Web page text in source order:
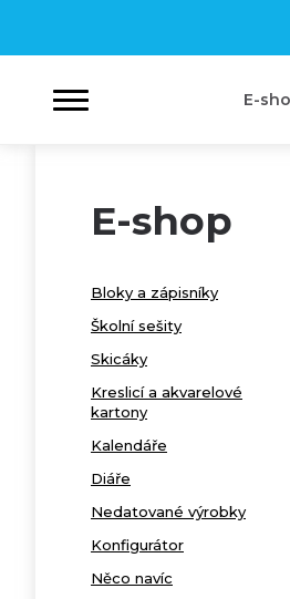
E-
E-shop
Bloky a zápisníky
Školní sešity
Skicáky
Kreslicí a akvarelové
kartony
Kalendáře
Diáře
Nedatované výrobky
Konfigurátor
Něco navíc